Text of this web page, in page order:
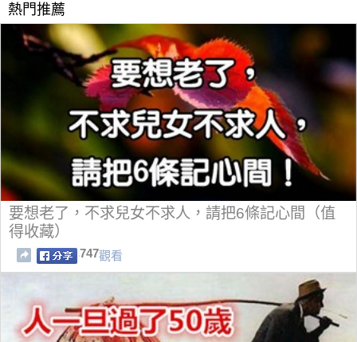
熱門推薦
要想老了，不求兒女不求人，請把6條記心間（值
得收藏）
747觀看